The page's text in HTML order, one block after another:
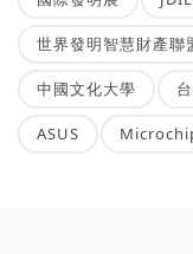
世界發明智慧財產聯
中國文化大學
ASUS